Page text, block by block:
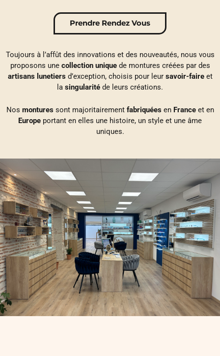
Prendre Rendez Vous
Toujours à l’affût des innovations et des nouveautés, nous vous
proposons une collection uniquede montures créées par des
artisans lunetiersd’exception, choisis pour leur savoir-faireet
la singularité de leurs créations.
Nos monturessont majoritairement fabriquéesen Franceet en
Europe portant en elles une histoire, un style et une âme
uniques.